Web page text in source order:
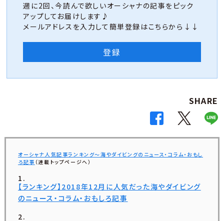
週に2回、今読んで欲しいオーシャナの記事をピック
アップしてお届けします♪
メールアドレスを入力して簡単登録はこちらから↓↓
登録
SHARE
オーシャナ人気記事ランキング～海やダイビングのニュース・コラム・おもし
ろ記事 （連載トップページへ）
【ランキング】2018年12月に人気だった海やダイビング
のニュース・コラム・おもしろ記事